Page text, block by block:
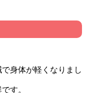
身体が軽くなりまし
す。